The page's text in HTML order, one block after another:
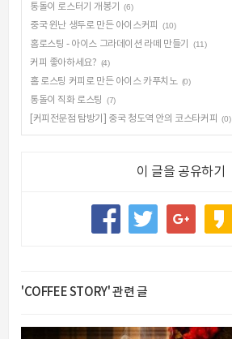
통돌이 로스터기 개봉기 (6)
중국 윈난 생두로 만든 아이스커피
(10)
홈로스팅 - 아이스 그라데이션 라떼 만들기
(11)
커피 좋아하세요? (4)
홈 로스팅 커피로 만든 아이스 카푸치노 (0)
통돌이 직화 로스팅
(7)
[커피전문점 탐방기] 중국 청도역 안의 코스타커피
(0)
이 글을 공유하기
'COFFEE STORY' 관련 글